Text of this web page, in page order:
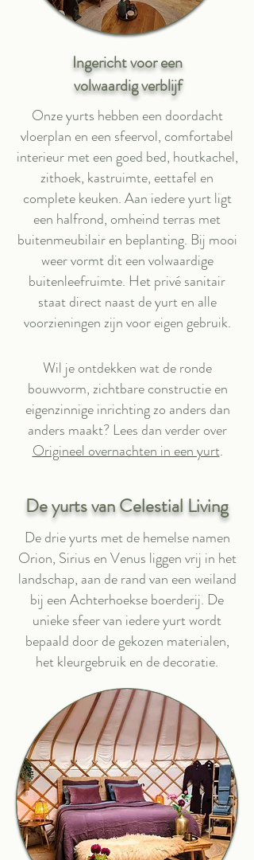
Ingericht voor een
volwaardig verblijf
Onze yurts hebben een doordacht
vloerplan en een sfeervol, comfortabel
interieur met een goed bed, houtkachel,
zithoek, kastruimte, eettafel en
complete keuken. Aan iedere yurt ligt
een halfrond, omheind terras met
buitenmeubilair en beplanting. Bij mooi
weer vormt dit een volwaardige
buitenleefruimte. Het privé sanitair
staat direct naast de yurt en alle
voorzieningen zijn voor eigen gebruik.
Wil je ontdekken wat de ronde
bouwvorm, zichtbare constructie en
eigenzinnige inrichting zo anders dan
anders maakt? Lees dan verder over
Origineel overnachten in een yurt.
De yurts van Celestial Living
De drie yurts met de hemelse namen
Orion, Sirius en Venus liggen vrij in het
landschap, aan de rand van een weiland
bij een Achterhoekse boerderij. De
unieke sfeer van iedere yurt wordt
bepaald door de gekozen materialen,
het kleurgebruik en de decoratie.